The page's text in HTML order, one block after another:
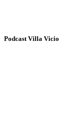
Podcast Villa Vicio